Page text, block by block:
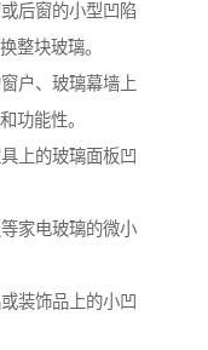
后窗的小型凹陷
整块玻璃。
户、玻璃幕墙上
功能性。
上的玻璃面板凹
家电玻璃的微小
装饰品上的小凹